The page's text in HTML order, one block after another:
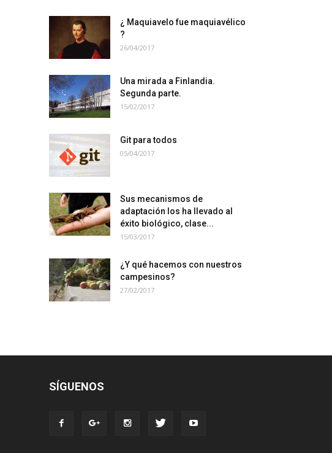
¿ Maquiavelo fue maquiavélico
?
26/04/2017
Una mirada a Finlandia.
Segunda parte.
15/02/2017
Git para todos
05/04/2017
Sus mecanismos de
adaptación los ha llevado al
éxito biológico, clase...
15/03/2017
¿Y qué hacemos con nuestros
campesinos?
27/02/2017
SÍGUENOS